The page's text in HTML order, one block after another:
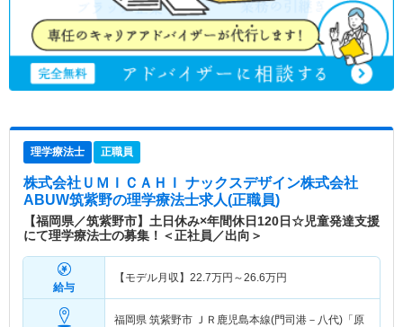
理学療法士 正職員
株式会社ＵＭＩＣＡＨＩ ナックスデザイン株式会社
ABUW筑紫野の理学療法士求人(正職員)
【福岡県／筑紫野市】土日休み×年間休日120日☆児童発達支援
にて理学療法士の募集！＜正社員／出向＞
給与
【モデル月収】 22.7万円～26.6万円
福岡県 筑紫野市 ＪＲ鹿児島本線(門司港－八代)「原